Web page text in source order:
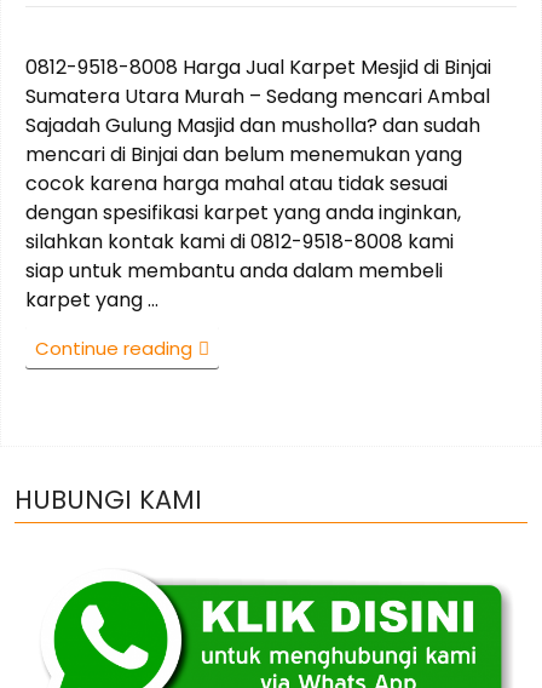
0812-9518-8008 Harga Jual Karpet Mesjid di Binjai
Sumatera Utara Murah – Sedang mencari Ambal
Sajadah Gulung Masjid dan musholla? dan sudah
mencari di Binjai dan belum menemukan yang
cocok karena harga mahal atau tidak sesuai
dengan spesifikasi karpet yang anda inginkan,
silahkan kontak kami di 0812-9518-8008 kami
siap untuk membantu anda dalam membeli
karpet yang …
Continue reading“0812-
9518-
Mesjid
Sumatera
Utara
Murah”
HUBUNGI KAMI